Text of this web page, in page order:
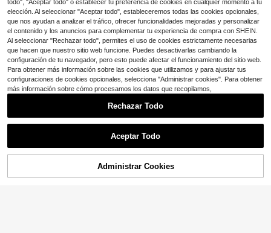
¡11% DE DESCUENTO!
todo", "Aceptar todo" o establecer tu preferencia de cookies en cualquier momento a tu
elección. Al seleccionar "Aceptar todo", estableceremos todas las cookies opcionales,
que nos ayudan a analizar el tráfico, ofrecer funcionalidades mejoradas y personalizar
el contenido y los anuncios para complementar tu experiencia de compra con SHEIN.
Al seleccionar "Rechazar todo", permites el uso de cookies estrictamente necesarias
que hacen que nuestro sitio web funcione. Puedes desactivarlas cambiando la
configuración de tu navegador, pero esto puede afectar el funcionamiento del sitio web.
Para obtener más información sobre las cookies que utilizamos y para ajustar tus
configuraciones de cookies opcionales, selecciona "Administrar cookies". Para obtener
más información sobre cómo procesamos los datos que recopilamos,
Rechazar Todo
Aceptar Todo
Administrar Cookies